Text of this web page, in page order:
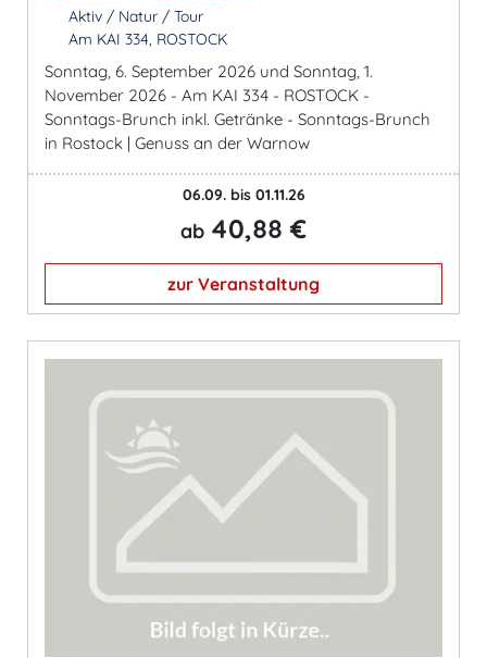
Aktiv / Natur / Tour
Am KAI 334, ROSTOCK
Sonntag, 6. September 2026 und Sonntag, 1.
November 2026 - Am KAI 334 - ROSTOCK -
Sonntags-Brunch inkl. Getränke - Sonntags-Brunch
in Rostock | Genuss an der Warnow
06.09. bis 01.11.26
ab 40,88 €
zur Veranstaltung